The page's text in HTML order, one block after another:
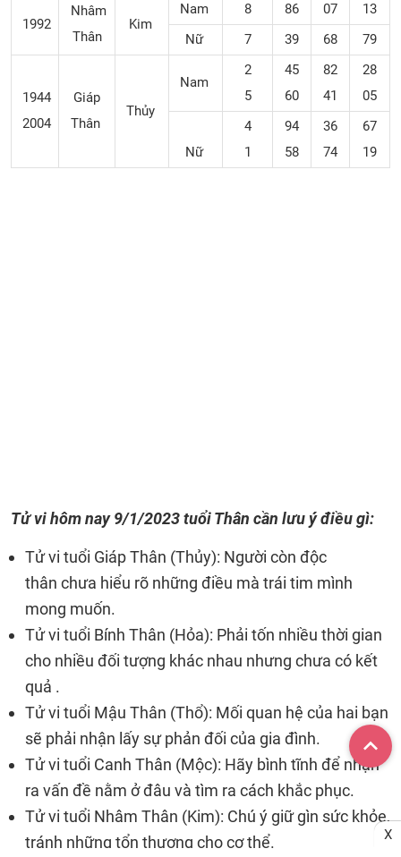
1992
Nhâm
Thân
Kim
Nam 8 86 07
13
Nữ
7 39 68 79
1944
2004
Giáp
Thân
Thủy
Nam
2
5
45
60
82
41
28
05
Nữ
4
1
94
58
36
74
67
19
Tử vi hôm nay9/1/2023 tuổi Thân cần lưu ý điều gì:
Tử vi tuổi Giáp Thân (Thủy): Người còn độc
thân chưa hiểu rõ những điều mà trái tim mình
mong muốn.
Tử vi tuổi Bính Thân (Hỏa): Phải tốn nhiều thời gian
cho nhiều đối tượng khác nhau nhưng chưa có kết
quả .
Tử vi tuổi Mậu Thân (Thổ): Mối quan hệ của hai bạn
sẽ phải nhận lấy sự phản đối của gia đình.
Tử vi tuổi Canh Thân (Mộc): Hãy bình tĩnh để nhận
ra vấn đề nằm ở đâu và tìm ra cách khắc phục.
Tử vi tuổi Nhâm Thân (Kim): Chú ý giữ gìn sức khỏe,
tránh những tổn thương cho cơ thể.
X